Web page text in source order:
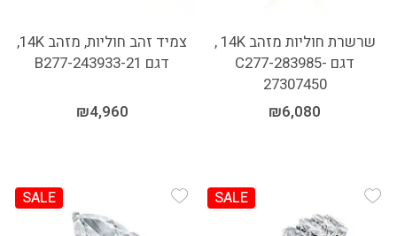
שרשרת חוליות מזהב 14K ,
דגם C277-283985-
27307450
₪6,080
צמיד זהב חוליות, מזהב 14K,
דגם B277-243933-21
₪4,960
Add Wishlist
SALE
Add Wishlist
SALE